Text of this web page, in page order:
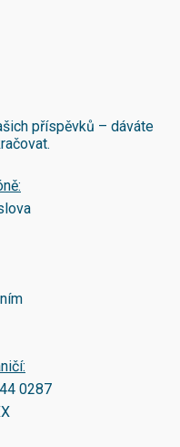
příspěvků – dáváte
0287